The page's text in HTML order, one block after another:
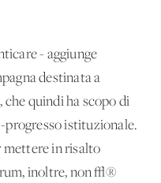
- aggiunge
destinata a
che quindi ha scopo di
istituzionale.
mettere in risalto
inoltre, non √®